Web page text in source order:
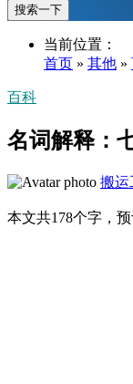
搜索一下
当前位置：
首页 » 其他 »
百科
名词解释：
搬运
本文共178个字，